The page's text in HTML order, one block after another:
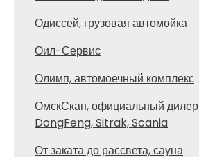
Одиссей, грузовая автомойка
Оил-Сервис
Олимп, автомоечный комплекс
ОмскСкан, официальный дилер
DongFeng, Sitrak, Scania
От заката до рассвета, сауна